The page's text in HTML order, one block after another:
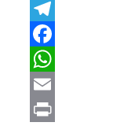
VK
Telegram
Facebook
WhatsApp
Email